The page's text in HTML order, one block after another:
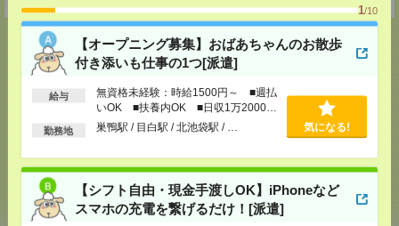
1/10
【オープニング募集】おばあちゃんのお散歩
付き添いも仕事の1つ[派遣]
給与
無資格未経験：時給1500円～ ■週払
いOK ■扶養内OK ■日収1万2000円
以上
勤務地 巣鴨駅 / 目白駅 / 北池袋駅 / … 気になる!
【シフト自由・現金手渡しOK】iPhoneなど
スマホの充電を繋げるだけ！[派遣]
応募ページへ
シェア ツイート